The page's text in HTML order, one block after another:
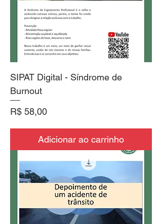
SIPAT Digital - Síndrome de
Burnout
Preço
R$ 58,00
Adicionar ao carrinho